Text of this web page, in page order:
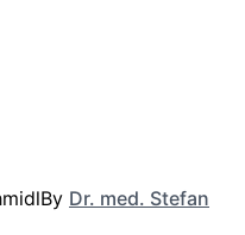
By Dr. med. Stefan